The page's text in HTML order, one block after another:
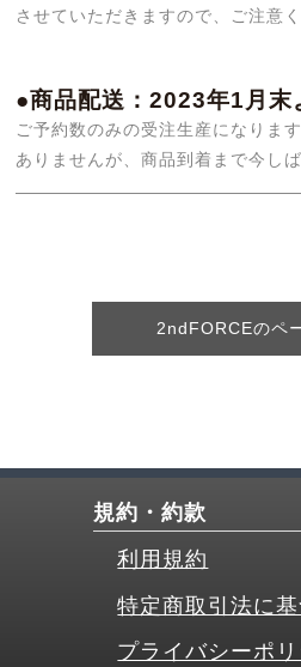
させていただきますので、ご注意
●商品配送：2023年1月末
ご予約数のみの受注生産になりま
ありませんが、商品到着まで今し
2ndFORCEのペ
規約・約款
利用規約
特定商取引法に
プライバシーポ